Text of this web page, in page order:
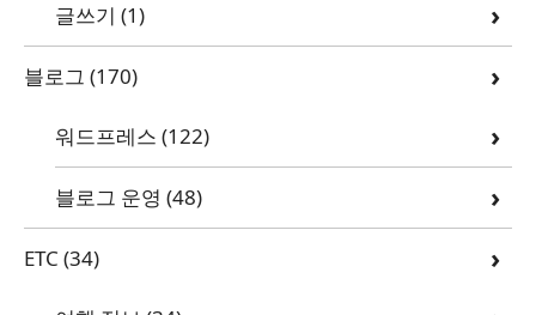
글쓰기 (1)
블로그 (170)
워드프레스 (122)
블로그 운영 (48)
ETC (34)